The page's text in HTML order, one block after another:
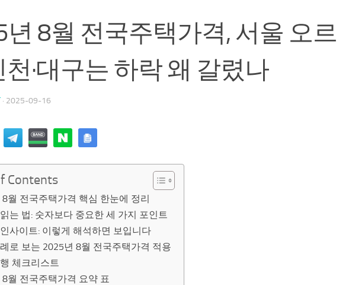
8월 전국주택가격, 서울 오르
·대구는 하락 왜 갈렸나
· 2025-09-16
Contents
월 전국주택가격 핵심 한눈에 정리
는 법: 숫자보다 중요한 세 가지 포인트
사이트: 이렇게 해석하면 보입니다
로 보는 2025년 8월 전국주택가격 적용
체크리스트
월 전국주택가격 요약 표